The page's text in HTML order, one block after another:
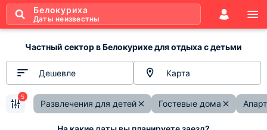
Белокуриха
Даты неизвестны
Частный сектор в Белокурихе для отдыха с детьми
Дешевле Карта
Развлечения для детей Гостевые дома
5